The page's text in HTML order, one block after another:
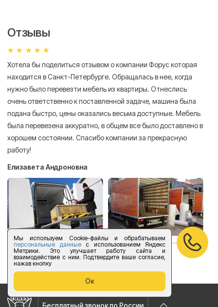
Мы используем Cookie-файлы и обрабатываем
персональные данныес использованием Яндекс
Метрики. Это улучшает работу сайта и
взаимодействие с ним. Подтвердите ваше согласие,
нажав кнопку
Ок
Отзывы
Хотела бы поделиться отзывом о компании Форус которая
находится в Санкт-Петербурге. Обращалась в нее, когда
нужно было перевезти мебель из квартиры. Отнеслись
очень ответственно к поставленной задаче, машина была
подана быстро, цены оказались весьма доступные. Мебель
была перевезена аккуратно, в общем все было доставлено в
хорошем состоянии. Спасибо компании за прекрасную
работу!
Елизавета Андроновна
оставить отзыв